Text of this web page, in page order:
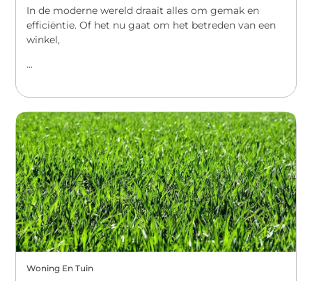
In de moderne wereld draait alles om gemak en
efficiëntie. Of het nu gaat om het betreden van een
winkel,
...
Woning En Tuin